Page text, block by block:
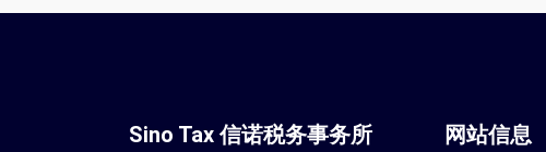
Sino Tax 信诺税务事务所 网站信息